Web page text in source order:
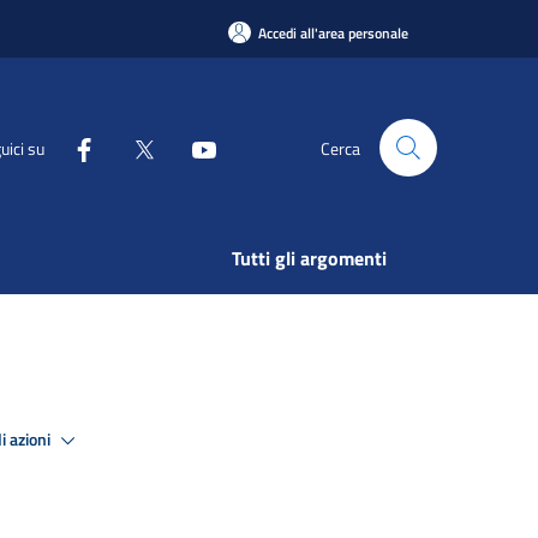
Accedi all'area personale
su Cerca
Tutti gli argomenti
azioni